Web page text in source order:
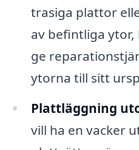
trasiga plattor
av befintliga
ge
ytorna till sitt
Plattläggning
vill ha en vacker